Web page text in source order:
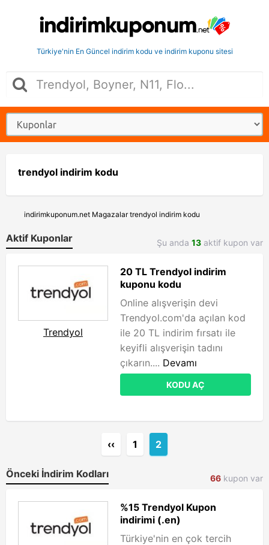
Türkiye'nin En Güncel indirim kodu ve indirim kuponu sitesi
trendyol indirim kodu
indirimkuponum.net Magazalar trendyol indirim kodu
Aktif Kuponlar Şu anda 13 aktif kupon var
Trendyol
20 TL Trendyol indirim
kuponu kodu
Online alışverişin devi
Trendyol.com'da açılan kod
ile 20 TL indirim fırsatı ile
keyifli alışverişin tadını
çıkarın.... Devamı
KODU AÇ
‹‹ 1 2
Önceki İndirim Kodları 66 kupon var
%15 Trendyol Kupon
indirimi (.en)
Türkiye'nin en çok tercih